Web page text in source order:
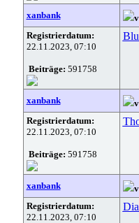
xanbank
Registrierdatum:
22.11.2023, 07:10
Beiträge: 591758
xanbank
Registrierdatum:
22.11.2023, 07:10
Beiträge: 591758
xanbank
Registrierdatum:
22.11.2023, 07:10